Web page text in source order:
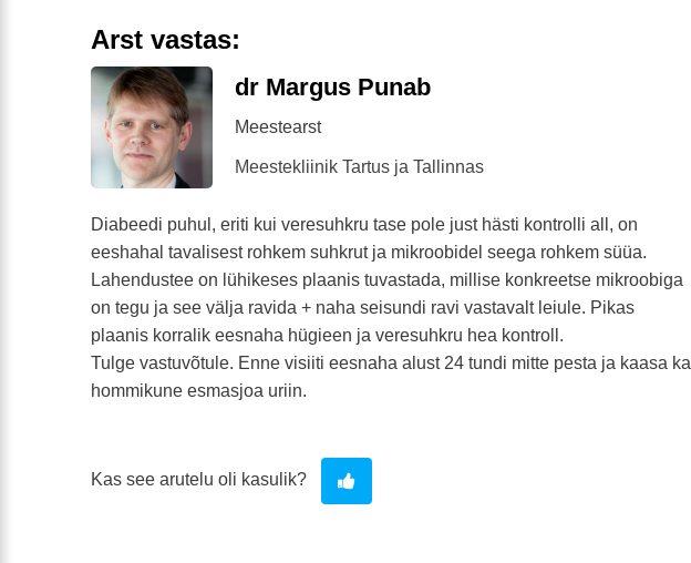
Arst vastas:
dr Margus Punab
Meestearst
Meestekliinik Tartus ja Tallinnas
Diabeedi puhul, eriti kui veresuhkru tase pole just hästi kontrolli all, on
eeshahal tavalisest rohkem suhkrut ja mikroobidel seega rohkem süüa.
Lahendustee on lühikeses plaanis tuvastada, millise konkreetse mikroobiga
on tegu ja see välja ravida + naha seisundi ravi vastavalt leiule. Pikas
plaanis korralik eesnaha hügieen ja veresuhkru hea kontroll.
Tulge vastuvõtule. Enne visiiti eesnaha alust 24 tundi mitte pesta ja kaasa ka
hommikune esmasjoa uriin.
Kas see arutelu oli kasulik?